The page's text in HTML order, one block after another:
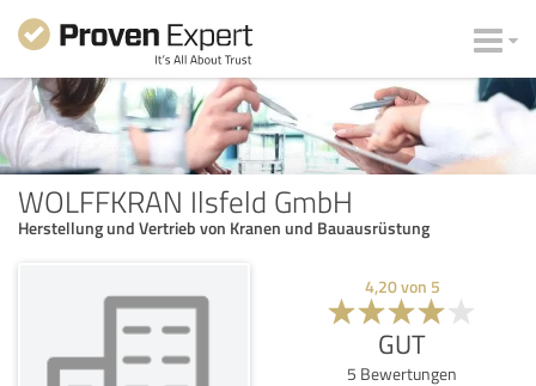
WOLFFKRAN Ilsfeld GmbH
Herstellung und Vertrieb von Kranen und Bauausrüstung
4,20von 5
GUT
5 Bewertungen